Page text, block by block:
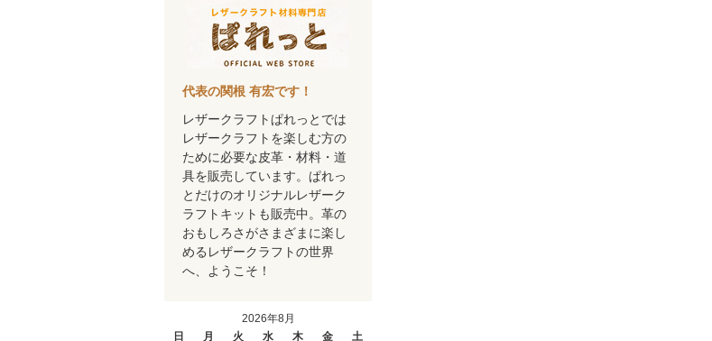
代表の関根 有宏です！
レザークラフトぱれっとでは
レザークラフトを楽しむ方の
ために必要な皮革・材料・道
具を販売しています。ぱれっ
とだけのオリジナルレザーク
ラフトキットも販売中。革の
おもしろさがさまざまに楽し
めるレザークラフトの世界
へ、ようこそ！
2026年8月
日
月 火 水 木 金
土